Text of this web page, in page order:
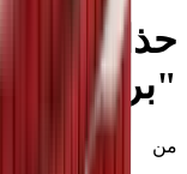
"بريد تو"
من